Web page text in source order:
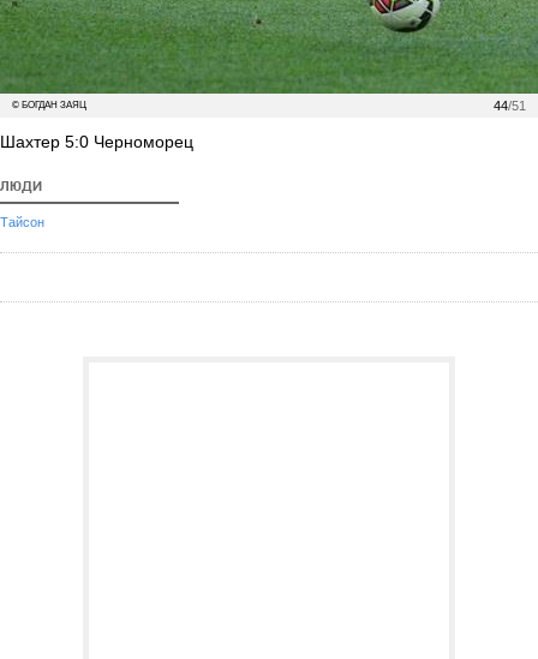
44/51
© БОГДАН ЗАЯЦ
Шахтер 5:0 Черноморец
ЛЮДИ
Тайсон